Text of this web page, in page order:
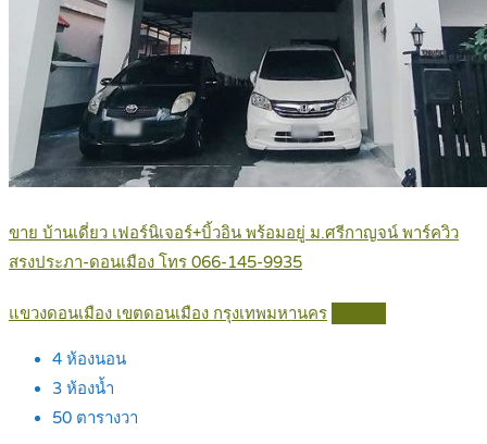
ขาย บ้านเดี่ยว เฟอร์นิเจอร์+บิ้วอิน พร้อมอยู่ ม.ศรีกาญจน์ พาร์ควิว
สรงประภา-ดอนเมือง โทร 066-145-9935
แขวงดอนเมือง เขตดอนเมือง กรุงเทพมหานคร
4 ห้องนอน
3 ห้องน้ำ
50 ตารางวา